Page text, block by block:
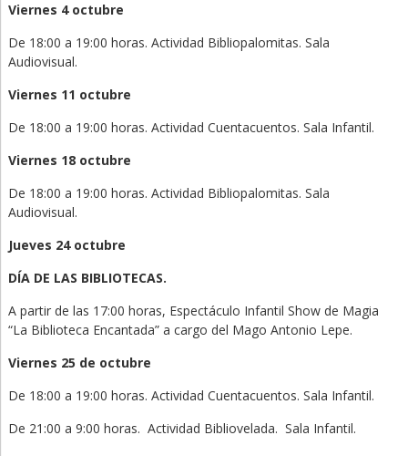
Viernes 4 octubre
De 18:00 a 19:00 horas. Actividad Bibliopalomitas. Sala
Audiovisual.
Viernes 11 octubre
De 18:00 a 19:00 horas. Actividad Cuentacuentos. Sala Infantil.
Viernes 18 octubre
De 18:00 a 19:00 horas. Actividad Bibliopalomitas. Sala
Audiovisual.
Jueves 24 octubre
DÍA DE LAS BIBLIOTECAS.
A partir de las 17:00 horas, Espectáculo Infantil Show de Magia
“La Biblioteca Encantada” a cargo del Mago Antonio Lepe.
Viernes 25 de octubre
De 18:00 a 19:00 horas. Actividad Cuentacuentos. Sala Infantil.
De 21:00 a 9:00 horas. Actividad Bibliovelada. Sala Infantil.